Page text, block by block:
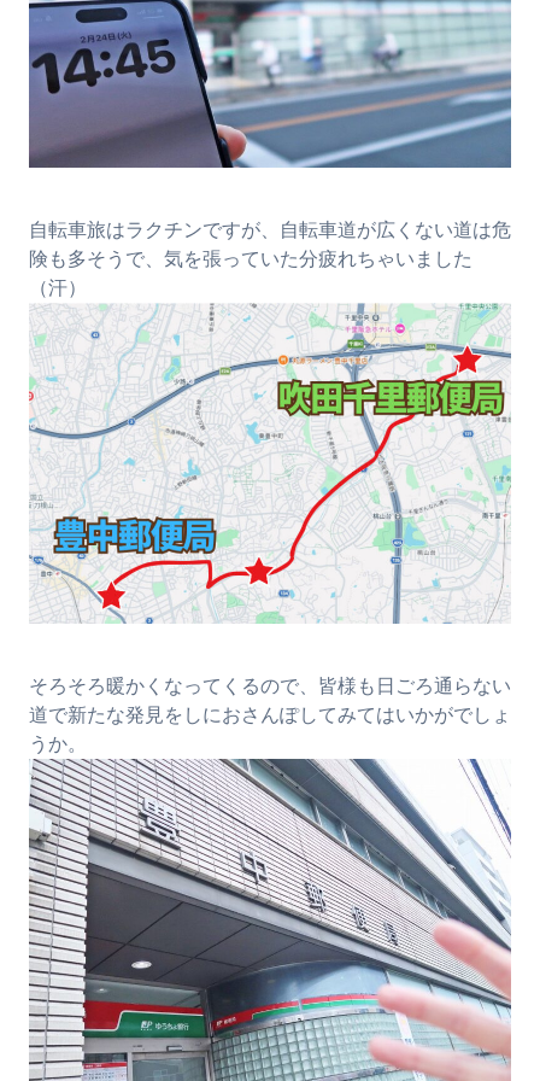
自転車旅はラクチンですが、自転車道が広くない道は危
険も多そうで、気を張っていた分疲れちゃいました
（汗）
そろそろ暖かくなってくるので、皆様も日ごろ通らない
道で新たな発見をしにおさんぽしてみてはいかがでしょ
うか。